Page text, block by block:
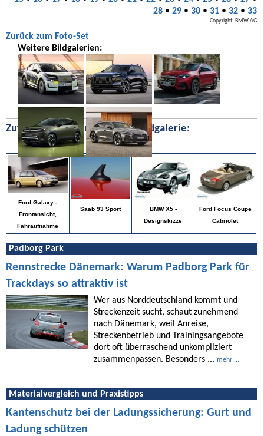
28• 29• 30• 31• 32• 33
Copyright: BMW AG
Zurück zum Foto-Set
Weitere Bildgalerien:
Zufällige Bilder aus unserer Bildgalerie:
Ford Galaxy -
Frontansicht,
Fahraufnahme
Saab 93 Sport
BMW X5 -
Designskizze
Ford Focus Coupe
Cabriolet
Padborg Park
Rennstrecke Dänemark: Warum Padborg Park für
Trackdays so attraktiv ist
Wer aus Norddeutschland kommt und
Streckenzeit sucht, schaut zunehmend
nach Dänemark, weil Anreise,
Streckenbetrieb und Trainingsangebote
dort oft überraschend unkompliziert
zusammenpassen. Besonders ... mehr ...
Materialvergleich und Praxistipps
Kantenschutz bei der Ladungssicherung: Gurt und
Ladung schützen